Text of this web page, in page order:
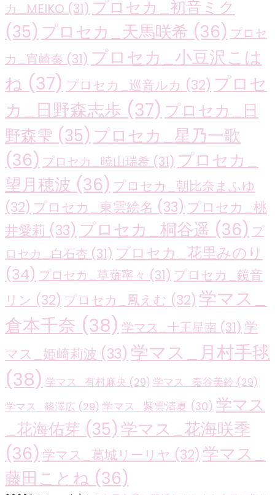
カ_MEIKO (31) プロセカ_初音ミク
(35) プロセカ_天馬咲希 (36) プロセ
カ_宵崎奏 (31) プロセカ_小豆沢こは
ね (37) プロセカ_巡音ルカ (32) プロセ
カ_日野森志歩 (37) プロセカ_日
野森雫 (35) プロセカ_星乃一歌
(36) プロセカ_暁山瑞希 (31) プロセカ_
望月穂波 (36) プロセカ_朝比奈まふゆ
(32) プロセカ_東雲絵名 (33) プロセカ_桃
井愛莉 (33) プロセカ_桐谷遥 (36) プ
ロセカ_白石杏 (31) プロセカ_花里みのり
(34) プロセカ_草薙寧々 (31) プロセカ_鏡音
リン (32) プロセカ_鳳えむ (32) 学マス_
倉本千奈 (38) 学マス_十王星南 (31) 学
マス_姫崎莉波 (33) 学マス_月村手毬
(38) 学マス_有村麻央 (29) 学マス_秦谷美鈴 (29)
学マス_篠澤広 (29) 学マス_紫雲清夏 (30) 学マス
_花海佑芽 (35) 学マス_花海咲季
(36) 学マス_葛城リーリヤ (32) 学マス_
藤田ことね (36)